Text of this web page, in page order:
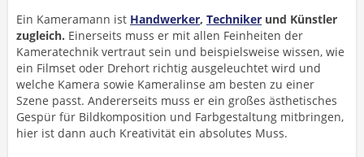
Ein Kameramann ist Handwerker, Techniker und Künstler
zugleich. Einerseits muss er mit allen Feinheiten der
Kameratechnik vertraut sein und beispielsweise wissen, wie
ein Filmset oder Drehort richtig ausgeleuchtet wird und
welche Kamera sowie Kameralinse am besten zu einer
Szene passt. Andererseits muss er ein großes ästhetisches
Gespür für Bildkomposition und Farbgestaltung mitbringen,
hier ist dann auch Kreativität ein absolutes Muss.